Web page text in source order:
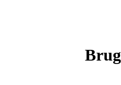
Brug